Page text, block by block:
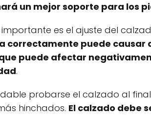
un mejor soporte para los
es el ajuste del
correctamente puede causar
puede afectar
.
probarse el calzado al
hinchados. El calzado debe